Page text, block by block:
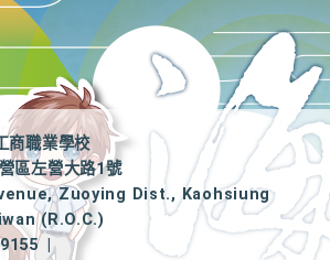
商職業學校
區左營大路1號
Zuoying Dist., Kaohsiung
(R.O.C.)
|